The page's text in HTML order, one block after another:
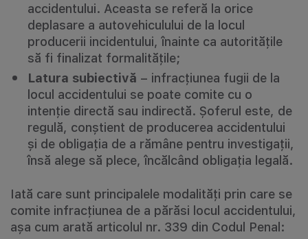
accidentului. Aceasta se referă la orice
deplasare a autovehiculului de la locul
producerii incidentului, înainte ca autoritățile
să fi finalizat formalitățile;
Latura subiectivă – infracțiunea fugii de la
locul accidentului se poate comite cu o
intenție directă sau indirectă. Șoferul este, de
regulă, conștient de producerea accidentului
și de obligația de a rămâne pentru investigații,
însă alege să plece, încălcând obligația legală.
Iată care sunt principalele modalități prin care se
comite infracțiunea de a părăsi locul accidentului,
așa cum arată articolul nr. 339 din Codul Penal: